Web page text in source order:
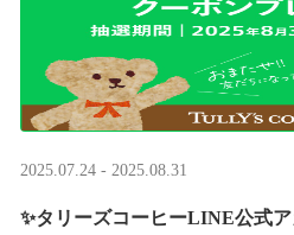
2025.07.24 - 2025.08.31
✨タリーズコーヒーLINE公式